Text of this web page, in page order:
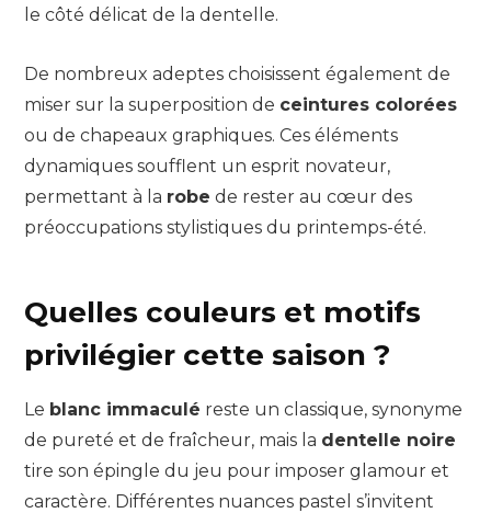
le côté délicat de la dentelle.
De nombreux adeptes choisissent également de
miser sur la superposition de ceintures colorées
ou de chapeaux graphiques. Ces éléments
dynamiques soufflent un esprit novateur,
permettant à la robe de rester au cœur des
préoccupations stylistiques du printemps-été.
Quelles couleurs et motifs
privilégier cette saison ?
Le blanc immaculé reste un classique, synonyme
de pureté et de fraîcheur, mais la dentelle noire
tire son épingle du jeu pour imposer glamour et
caractère. Différentes nuances pastel s’invitent